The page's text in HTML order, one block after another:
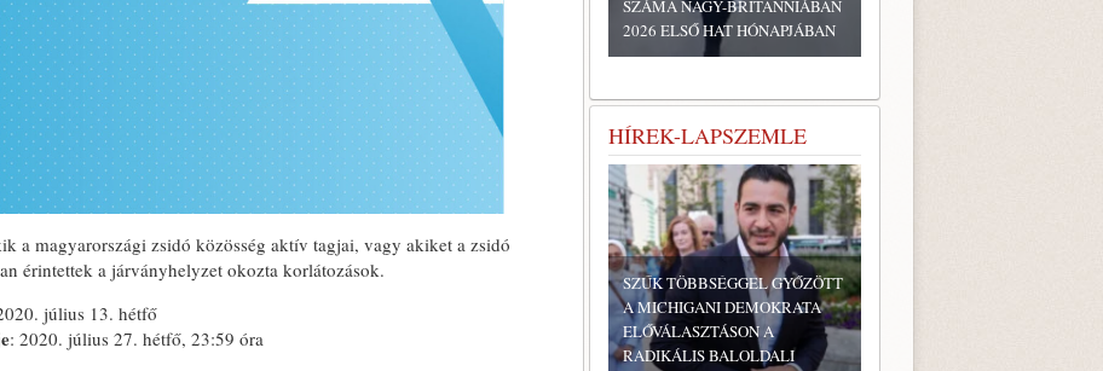
a magyarországi zsidó közösség aktív tagjai, vagy akiket a zsidó
érintettek a járványhelyzet okozta korlátozások.
július 13. hétfő
: 2020. július 27. hétfő, 23:59 óra
SZÁMA NAGY-BRITANNIÁBAN
2026 ELSŐ HAT HÓNAPJÁBAN
HÍREK-LAPSZEMLE
SZŰK TÖBBSÉGGEL GYŐZÖTT
A MICHIGANI DEMOKRATA
ELŐVÁLASZTÁSON A
RADIKÁLIS BALOLDALI